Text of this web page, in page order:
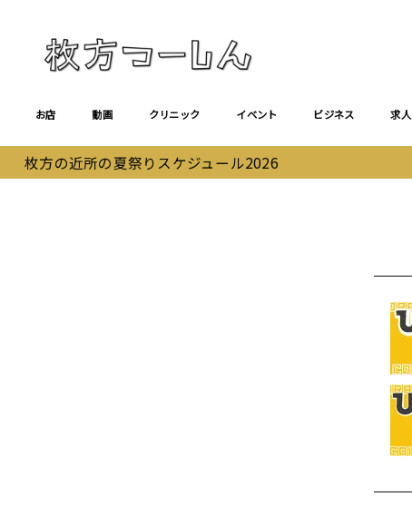
お店 動画 クリニック イベント ビジネス 求人
枚方の近所の夏祭りスケジュール2026